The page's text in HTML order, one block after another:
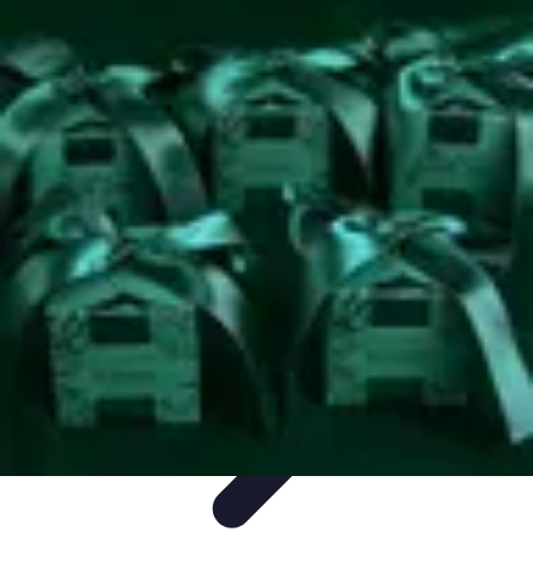
Tendances
Décoration et
PersonnalisationChocolats BioRecettes et DIY
Chocolats de Pâques